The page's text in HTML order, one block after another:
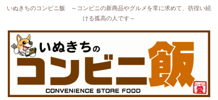
いぬきちのコンビニ飯 ～コンビニの新商品やグルメを常に求めて、彷徨い続
ける孤高の人です～